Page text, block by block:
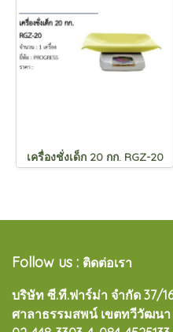
เครื่องชั่งเด็ก 20 กก. RGZ-20
Follow us : ติดต่อเรา
บริษัท ซี.ที.ฟาร์ม่า จำกัด 37/
ศาลาธรรมสพน์ เขตทวีวัฒนา